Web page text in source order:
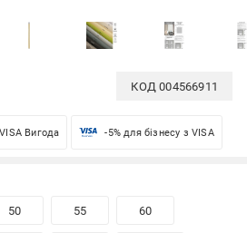
КОД004566911
Вигода -5% для бізнесу з VISA
50 55 60